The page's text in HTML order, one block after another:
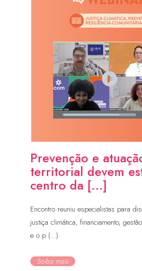
Prevenção e
territorial devem
centro da [...]
Encontro reuniu especialistas para
justiça climática, financiamento,
e o p (...)
Saiba mais